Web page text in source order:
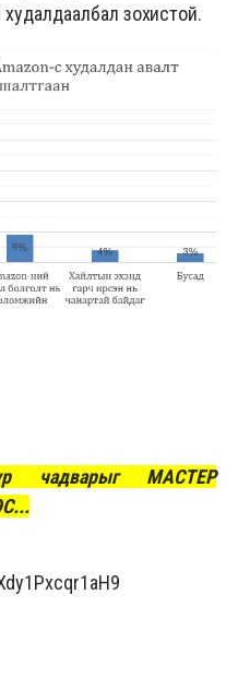
худалдаалбал зохистой.
чадварыг МАСТЕР